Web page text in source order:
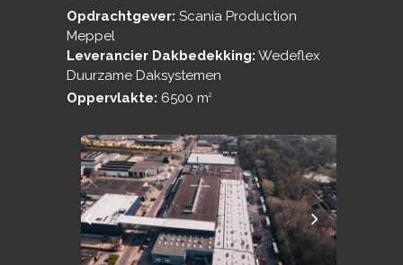
Opdrachtgever: Scania Production
Meppel
Leverancier Dakbedekking: Wedeflex
Duurzame Daksystemen
Oppervlakte: 6500 m2